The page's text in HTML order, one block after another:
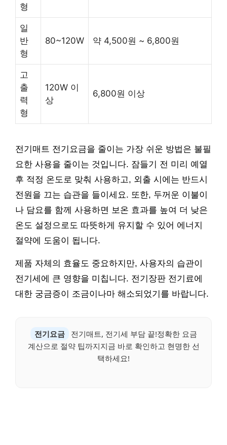
형
일
반
형
80~120W 약 4,500원 ~ 6,800원
고
출
력
형
120W 이
상
6,800원 이상
전기매트 전기요금을 줄이는 가장 쉬운 방법은 불필
요한 사용을 줄이는 것입니다. 잠들기 전 미리 예열
후 적정 온도로 맞춰 사용하고, 외출 시에는 반드시
전원을 끄는 습관을 들이세요. 또한, 두꺼운 이불이
나 담요를 함께 사용하면 보온 효과를 높여 더 낮은
온도 설정으로도 따뜻하게 유지할 수 있어 에너지
절약에 도움이 됩니다.
제품 자체의 효율도 중요하지만, 사용자의 습관이
전기세에 큰 영향을 미칩니다. 전기장판 전기료에
대한 궁금증이 조금이나마 해소되었기를 바랍니다.
전기요금
전기매트, 전기세 부담 끝!정확한 요금
계산으로 절약 팁까지지금 바로 확인하고 현명한 선
택하세요!